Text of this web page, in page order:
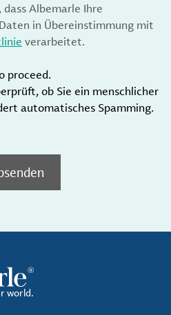
Albemarle Ihre
in Übereinstimmung mit
verarbeitet.
proceed.
ob Sie ein menschlicher
automatisches Spamming.
world.